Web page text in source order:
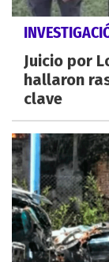
Juicio por
hallaron
clave